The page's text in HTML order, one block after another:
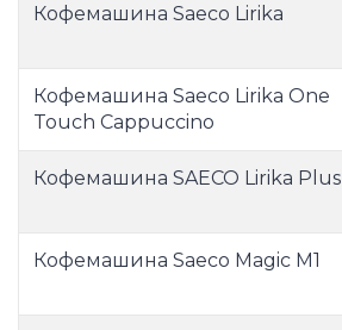
Кофемашина Saeco Lirika
Кофемашина Saeco Lirika One
Touch Cappuccino
Кофемашина SAECO Lirika Plus
Кофемашина Saeco Magic M1